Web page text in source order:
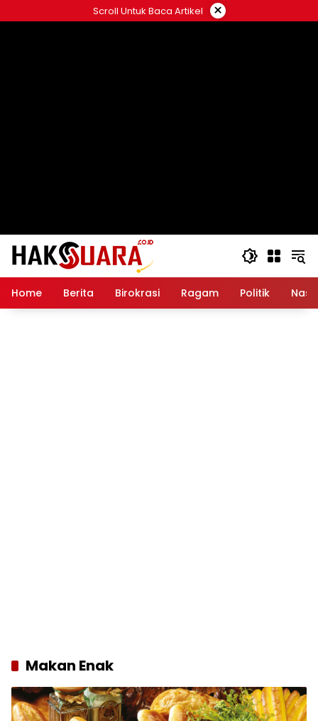
ke
Scroll Untuk Baca Artikel ×
Home Berita Birokrasi Ragam Politik
Makan Enak